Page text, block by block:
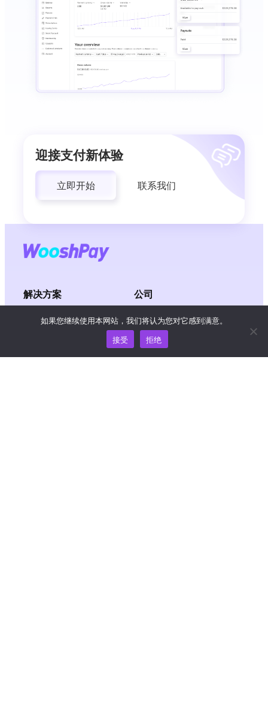
迎接支付新体验
立即开始 联系我们
解决方案
电子商务
公司
关于我们
新闻
如果您继续使用本网站，我们将认为您对它感到满意。
接受
拒绝